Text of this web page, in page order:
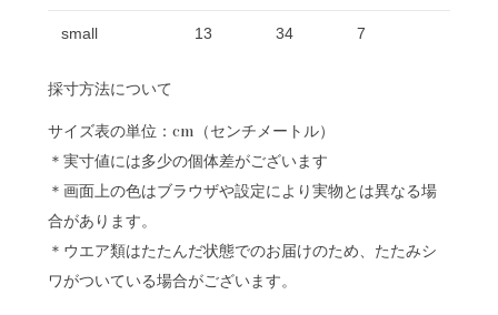
small 13 34 7
採寸方法について
サイズ表の単位：cm（センチメートル）
＊実寸値には多少の個体差がございます
＊画面上の色はブラウザや設定により実物とは異なる場
合があります。
＊ウエア類はたたんだ状態でのお届けのため、たたみシ
ワがついている場合がございます。